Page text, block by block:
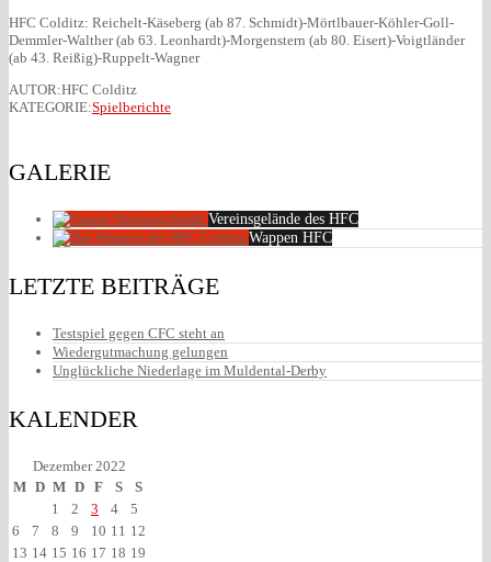
HFC Colditz: Reichelt-Käseberg (ab 87. Schmidt)-Mörtlbauer-Köhler-Goll-
Demmler-Walther (ab 63. Leonhardt)-Morgenstern (ab 80. Eisert)-Voigtländer
(ab 43. Reißig)-Ruppelt-Wagner
AUTOR:HFC Colditz
KATEGORIE:Spielberichte
GALERIE
Vereinsgelände des HFC
Wappen HFC
LETZTE BEITRÄGE
Testspiel gegen CFC steht an
Wiedergutmachung gelungen
Unglückliche Niederlage im Muldental-Derby
KALENDER
Dezember 2022
M D M D F S
S
1
2 3 4
5
6
7 8 9 10 11 12
13 14 15 16 17 18 19